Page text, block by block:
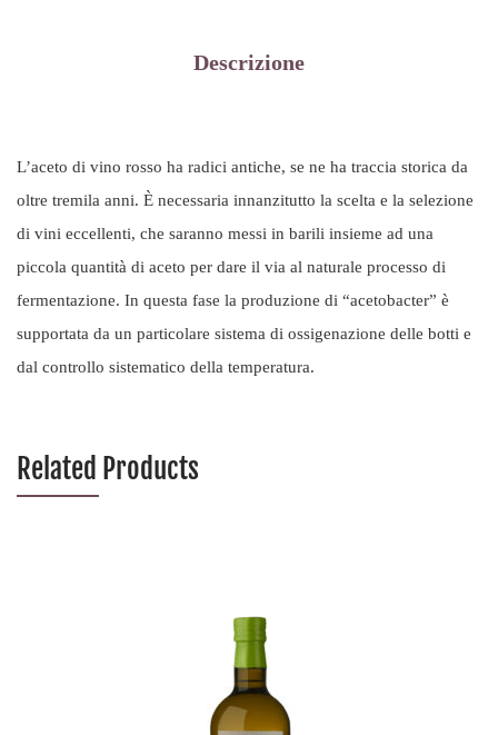
Descrizione
L’aceto di vino rosso ha radici antiche, se ne ha traccia storica da
oltre tremila anni. È necessaria innanzitutto la scelta e la selezione
di vini eccellenti, che saranno messi in barili insieme ad una
piccola quantità di aceto per dare il via al naturale processo di
fermentazione. In questa fase la produzione di “acetobacter” è
supportata da un particolare sistema di ossigenazione delle botti e
dal controllo sistematico della temperatura.
Related Products